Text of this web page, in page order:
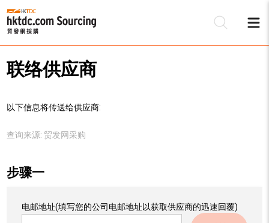
联络供应商
以下信息将传送给供应商:
查询来源: 贸发网采购
步骤一
电邮地址(填写您的公司电邮地址以获取供应商的迅速回覆)